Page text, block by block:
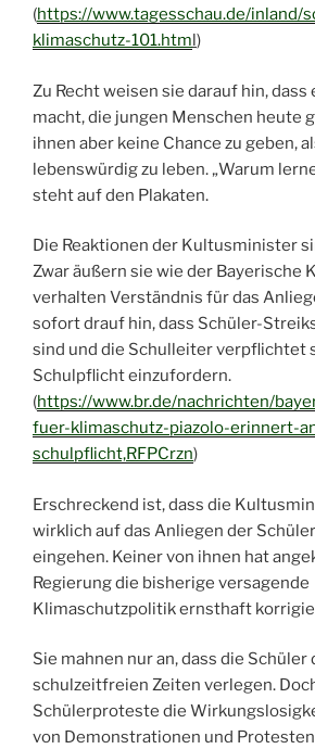
(https://www.tagesschau.de/inland/
klimaschutz-101.html)
Zu Recht weisen sie darauf hin, dass
macht, die jungen Menschen heute
ihnen aber keine Chance zu geben,
lebenswürdig zu leben. „Warum
steht auf den Plakaten.
Die Reaktionen der Kultusminister
Zwar äußern sie wie der Bayerische
verhalten Verständnis für das
sofort drauf hin, dass Schüler-
sind und die Schulleiter verpflichtet
Schulpflicht einzufordern.
(https://www.br.de/nachrichten/
fuer-klimaschutz-piazolo-erinnert-
schulpflicht,RFPCrzn)
Erschreckend ist, dass die
wirklich auf das Anliegen der
eingehen. Keiner von ihnen hat
Regierung die bisherige versagende
Klimaschutzpolitik ernsthaft
Sie mahnen nur an, dass die
schulzeitfreien Zeiten verlegen.
Schülerproteste die
von Demonstrationen und